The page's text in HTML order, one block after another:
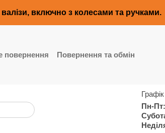
включно з колесами та ручками.
повернення
Повернення та обмін
Пн-